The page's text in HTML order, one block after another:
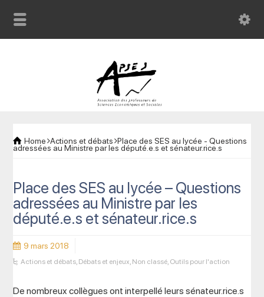
Home Actions et débats Place des SES au lycée - Questions
adressées au Ministre par les député.e.s et sénateur.rice.s
Place des SES au lycée – Questions
adressées au Ministre par les
député.e.s et sénateur.rice.s
9 mars 2018
Actions et débats, Débats et enjeux, Non classé, Outils pour l'action
De nombreux collègues ont interpellé leurs sénateur.rice.s